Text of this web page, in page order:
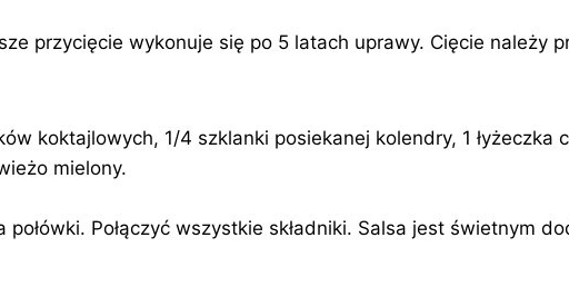
przycięcie wykonuje się po 5 latach uprawy. Cięcie należy
koktajlowych, 1/4 szklanki posiekanej kolendry, 1 łyżeczka
mielony.
Połączyć wszystkie składniki. Salsa jest świetnym